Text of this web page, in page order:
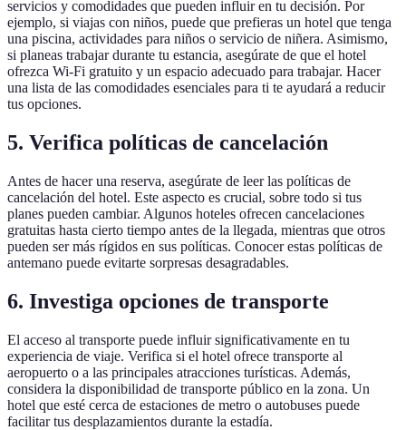
servicios y comodidades que pueden influir en tu decisión. Por
ejemplo, si viajas con niños, puede que prefieras un hotel que tenga
una piscina, actividades para niños o servicio de niñera. Asimismo,
si planeas trabajar durante tu estancia, asegúrate de que el hotel
ofrezca Wi-Fi gratuito y un espacio adecuado para trabajar. Hacer
una lista de las comodidades esenciales para ti te ayudará a reducir
tus opciones.
5. Verifica políticas de cancelación
Antes de hacer una reserva, asegúrate de leer las políticas de
cancelación del hotel. Este aspecto es crucial, sobre todo si tus
planes pueden cambiar. Algunos hoteles ofrecen cancelaciones
gratuitas hasta cierto tiempo antes de la llegada, mientras que otros
pueden ser más rígidos en sus políticas. Conocer estas políticas de
antemano puede evitarte sorpresas desagradables.
6. Investiga opciones de transporte
El acceso al transporte puede influir significativamente en tu
experiencia de viaje. Verifica si el hotel ofrece transporte al
aeropuerto o a las principales atracciones turísticas. Además,
considera la disponibilidad de transporte público en la zona. Un
hotel que esté cerca de estaciones de metro o autobuses puede
facilitar tus desplazamientos durante la estadía.